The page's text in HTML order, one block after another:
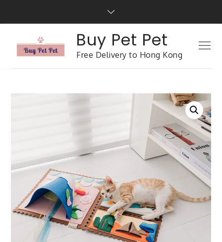
Buy Pet Pet
Free Delivery to Hong Kong